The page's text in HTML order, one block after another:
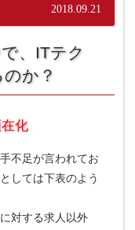
2018.09.21
、ITテク
か？
化
不足が言われてお
しては下表のよう
対する求人以外